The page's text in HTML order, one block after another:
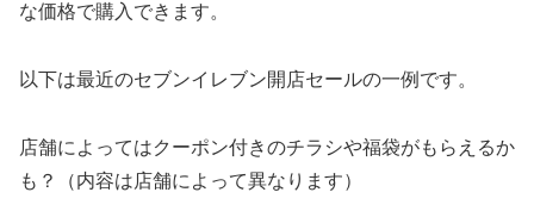
な価格で購入できます。
以下は最近のセブンイレブン開店セールの一例です。
店舗によってはクーポン付きのチラシや福袋がもらえるか
も？（内容は店舗によって異なります）